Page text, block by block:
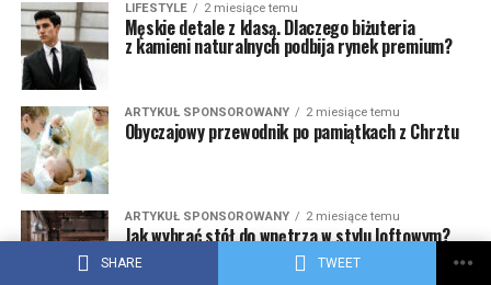
SHARE TWEET
LIFESTYLE 2 miesiące temu
Męskie detale z klasą. Dlaczego biżuteria
z kamieni naturalnych podbija rynek premium?
ARTYKUŁ SPONSOROWANY 2 miesiące temu
Obyczajowy przewodnik po pamiątkach z Chrztu
ARTYKUŁ SPONSOROWANY 2 miesiące temu
Jak wybrać stół do wnętrza w stylu loftowym?